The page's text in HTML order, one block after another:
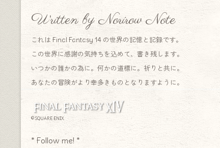
Written by Norirow Note
これは Final Fantasy 14 の世界の記憶と記録です。
この世界に感謝の気持ちを込めて、書き残します。
いつかの誰かの為に。何かの道標に。祈りと共に。
あなたの冒険がより幸多きものとなりますように。
© SQUARE ENIX
* Follow me! *